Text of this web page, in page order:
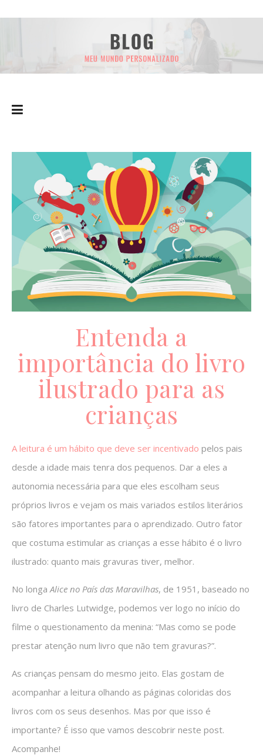
Entenda a
importância do livro
ilustrado para as
crianças
A leitura é um hábito que deve ser incentivado pelos pais
desde a idade mais tenra dos pequenos. Dar a eles a
autonomia necessária para que eles escolham seus
próprios livros e vejam os mais variados estilos literários
são fatores importantes para o aprendizado. Outro fator
que costuma estimular as crianças a esse hábito é o livro
ilustrado: quanto mais gravuras tiver, melhor.
No longa Alice no País das Maravilhas, de 1951, baseado no
livro de Charles Lutwidge, podemos ver logo no início do
filme o questionamento da menina: “Mas como se pode
prestar atenção num livro que não tem gravuras?”.
As crianças pensam do mesmo jeito. Elas gostam de
acompanhar a leitura olhando as páginas coloridas dos
livros com os seus desenhos. Mas por que isso é
importante? É isso que vamos descobrir neste post.
Acompanhe!